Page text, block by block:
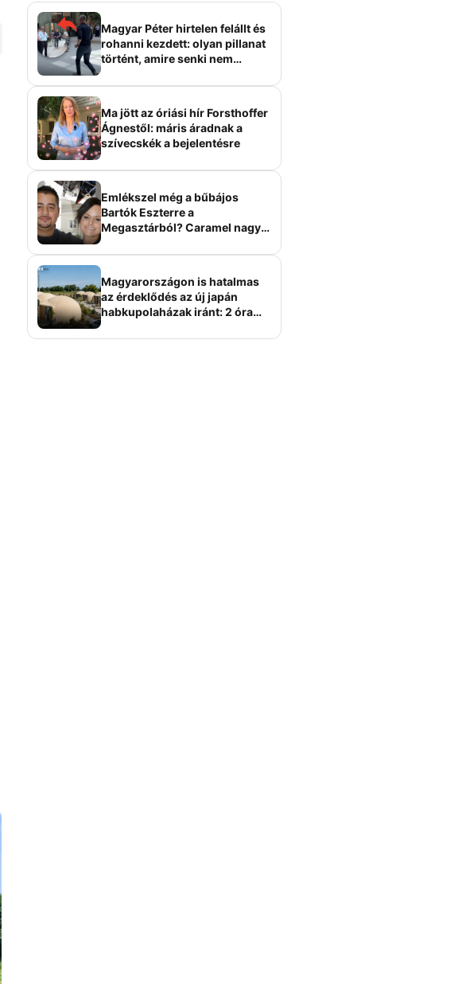
Magyar Péter hirtelen felállt és
rohanni kezdett: olyan pillanat
történt, amire senki nem
Ma jött az óriási hír Forsthoffer
Ágnestől: máris áradnak a
szívecskék a bejelentésre
Emlékszel még a bűbájos
Bartók Eszterre a
Megasztárból? Caramel nagy
Magyarországon is hatalmas
az érdeklődés az új japán
habkupolaházak iránt: 2 óra
elképesztő áron hirdetik őket